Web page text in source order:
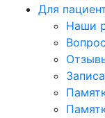
Для
Наши